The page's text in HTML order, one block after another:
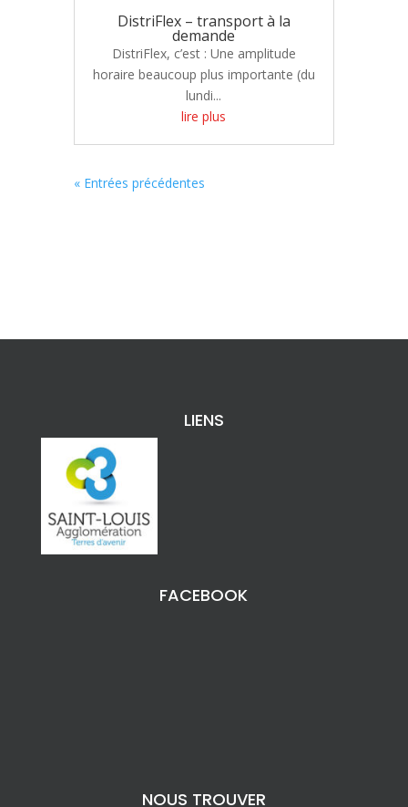
DistriFlex – transport à la
demande
DistriFlex, c’est : Une amplitude
horaire beaucoup plus importante (du
lundi...
lire plus
« Entrées précédentes
LIENS
FACEBOOK
NOUS TROUVER